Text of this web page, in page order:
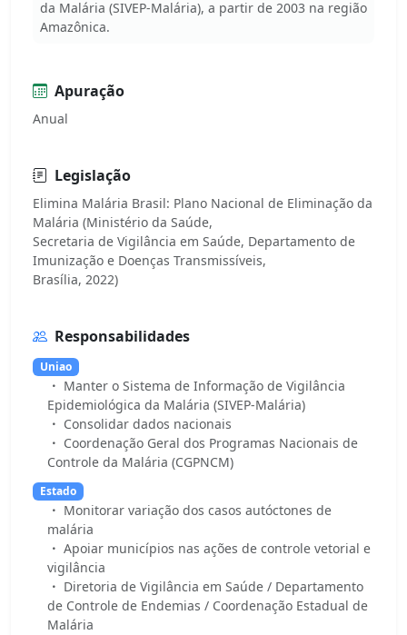
da Malária (SIVEP-Malária), a partir de 2003 na região
Amazônica.
Apuração
Anual
Legislação
Elimina Malária Brasil: Plano Nacional de Eliminação da
Malária (Ministério da Saúde,
Secretaria de Vigilância em Saúde, Departamento de
Imunização e Doenças Transmissíveis,
Responsabilidades
Uniao
Manter o Sistema de Informação de Vigilância
Epidemiológica da Malária (SIVEP-Malária)
Consolidar dados nacionais
Coordenação Geral dos Programas Nacionais de
Controle da Malária (CGPNCM)
Estado
Monitorar variação dos casos autóctones de
malária
Apoiar municípios nas ações de controle vetorial e
vigilância
Diretoria de Vigilância em Saúde / Departamento
de Controle de Endemias / Coordenação Estadual de
Malária